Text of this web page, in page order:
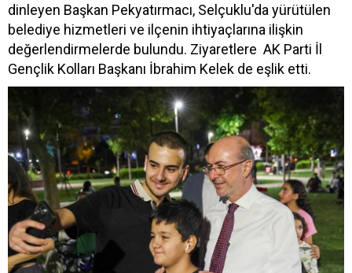
dinleyen Başkan Pekyatırmacı, Selçuklu'da yürütülen
belediye hizmetleri ve ilçenin ihtiyaçlarına ilişkin
değerlendirmelerde bulundu. Ziyaretlere AK Parti İl
Gençlik Kolları Başkanı İbrahim Kelek de eşlik etti.